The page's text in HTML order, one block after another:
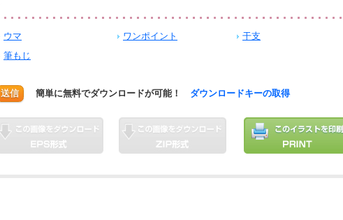
ウマ ワンポイント
干支
筆もじ
送信 簡単に無料でダウンロードが可能！ ダウンロードキーの取得